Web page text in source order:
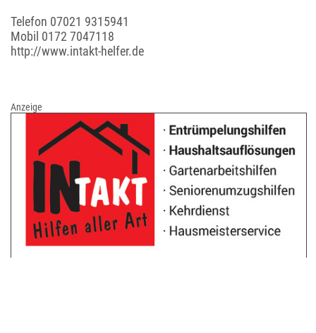
Telefon 07021 9315941
Mobil 0172 7047118
http://www.intakt-helfer.de
Anzeige